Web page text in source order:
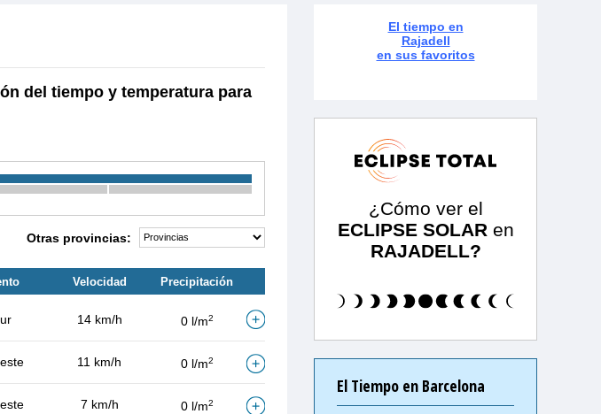
del tiempo y temperatura para
Otras provincias:
Velocidad Precipitación
14 km/h 0 l/m2
11 km/h 0 l/m2
7 km/h 0 l/m2
El tiempo en
Rajadell
en sus favoritos
¿Cómo ver el
ECLIPSE SOLAR en
RAJADELL?
El Tiempo en Barcelona